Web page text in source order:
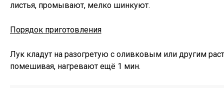
листья, промывают, мелко шинкуют.
Порядок приготовления
Лук кладут на разогретую с оливковым или другим
помешивая, нагревают ещё 1 мин.